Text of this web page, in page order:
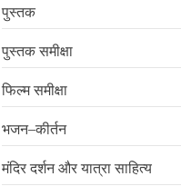
पुस्तक
पुस्तक समीक्षा
फिल्म समीक्षा
भजन–कीर्तन
मंदिर दर्शन और यात्रा साहित्य